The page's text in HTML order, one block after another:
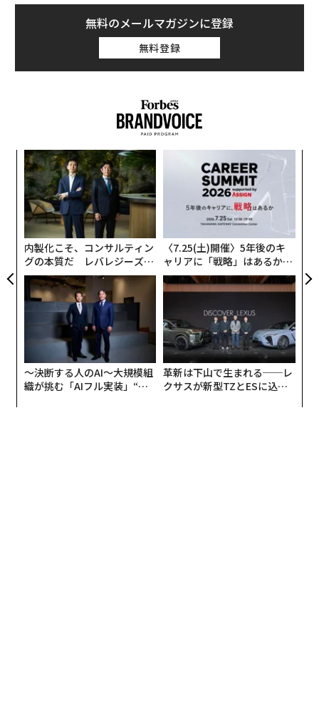
無料のメールマガジンに登録
無料登録
内製化こそ、コンサルティン
グの本質だ レバレジーズが
実践する、次世代ファームの
全貌
〈7.25(土)開催〉5年後のキ
ャリアに「戦略」はあるか。
トップエグゼクティブのキャ
リアに触れる1日│CAREER S
〜決断する人のAI〜大規模組
織が挑む「AIフル実装」“使
革新は下山で生まれる──レ
クサスが新型TZとESに込め